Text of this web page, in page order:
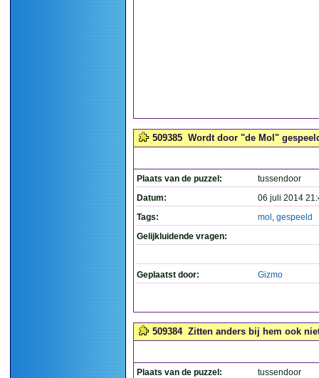
509385 Wordt door "de Mol"
Plaats van de puzzel:
tussendoor
Datum:
06 juli 2014
Tags:
mol , gespeeld
Gelijkluidende vragen:
Geplaatst door: Gizmo
509384 Zitten anders bij hem ook
Plaats van de puzzel:
tussendoor